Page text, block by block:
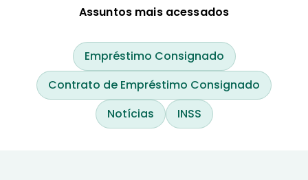
Assuntos mais acessados
Empréstimo Consignado
Contrato de Empréstimo Consignado
Notícias
INSS